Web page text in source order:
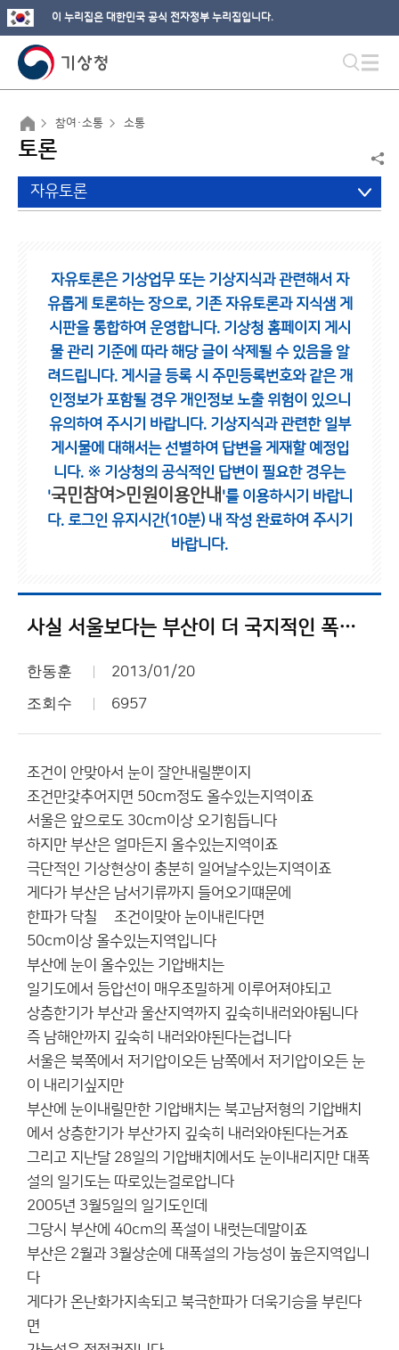
이 누리집은 대한민국 공식 전자정부 누리집입니다.
참여·소통 소통
토론
자유토론
자유토론은 기상업무 또는 기상지식과 관련해서 자
유롭게 토론하는 장으로, 기존 자유토론과 지식샘 게
시판을 통합하여 운영합니다. 기상청 홈페이지 게시
물 관리 기준에 따라 해당 글이 삭제될 수 있음을 알
려드립니다. 게시글 등록 시 주민등록번호와 같은 개
인정보가 포함될 경우 개인정보 노출 위험이 있으니
유의하여 주시기 바랍니다. 기상지식과 관련한 일부
게시물에 대해서는 선별하여 답변을 게재할 예정입
니다. ※ 기상청의 공식적인 답변이 필요한 경우는
'국민참여>민원이용안내 '를 이용하시기 바랍니
다. 로그인 유지시간(10분) 내 작성 완료하여 주시기
바랍니다.
사실 서울보다는 부산이 더 국지적인 폭설이높은지역
한동훈 2013/01/20
조회수 6957
조건이 안맞아서 눈이 잘안내릴뿐이지
조건만갗추어지면 50cm정도 올수있는지역이죠
서울은 앞으로도 30cm이상 오기힘듭니다
하지만 부산은 얼마든지 올수있는지역이죠
극단적인 기상현상이 충분히 일어날수있는지역이죠
게다가 부산은 남서기류까지 들어오기떄문에
한파가 닥칠뗴 조건이맞아 눈이내린다면
50cm이상 올수있는지역입니다
부산에 눈이 올수있는 기압배치는
일기도에서 등압선이 매우조밀하게 이루어져야되고
상층한기가 부산과 울산지역까지 깊숙히내러와야됨니다
즉 남해안까지 깊숙히 내러와야된다는겁니다
서울은 북쪽에서 저기압이오든 남쪽에서 저기압이오든 눈
이 내리기싶지만
부산에 눈이내릴만한 기압배치는 북고남저형의 기압배치
에서 상층한기가 부산가지 깊숙히 내러와야된다는거죠
그리고 지난달 28일의 기압배치에서도 눈이내리지만 대폭
설의 일기도는 따로있는걸로압니다
2005년 3월5일의 일기도인데
그당시 부산에 40cm의 폭설이 내럿는데말이죠
부산은 2월과 3월상순에 대폭설의 가능성이 높은지역입니
다
게다가 온난화가지속되고 북극한파가 더욱기승을 부린다
면